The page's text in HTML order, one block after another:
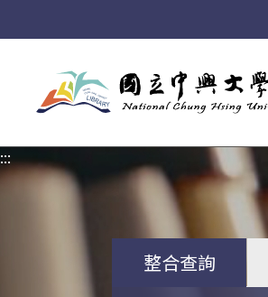
:::
整合查詢